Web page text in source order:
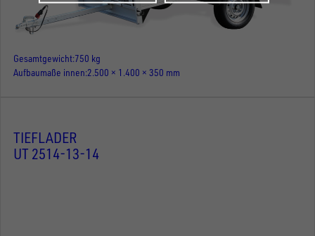
Gesamtgewicht 750 kg
Aufbaumaße innen 2.500 × 1.400 × 350 mm
TIEFLADER
UT 2514-13-14